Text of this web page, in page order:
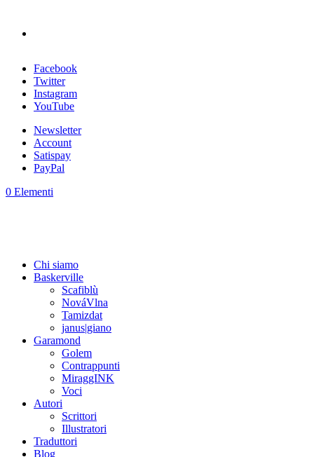
Facebook
Twitter
Instagram
YouTube
Newsletter
Account
Satispay
PayPal
0 Elementi
Chi siamo
Baskerville
Scafiblù
NováVlna
Tamizdat
janus|giano
Garamond
Golem
Contrappunti
MiraggINK
Voci
Autori
Scrittori
Illustratori
Traduttori
Blog